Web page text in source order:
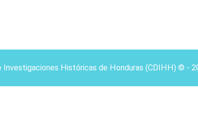
Investigaciones Históricas de Honduras (CDIHH) © -